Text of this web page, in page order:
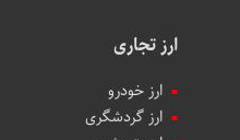
ارز تجاری
ارز خودرو
ارز گردشگری